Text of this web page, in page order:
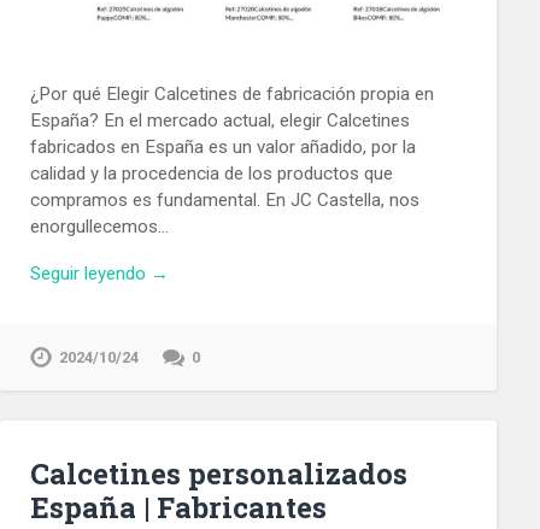
¿Por qué Elegir Calcetines de fabricación propia en
España? En el mercado actual, elegir Calcetines
fabricados en España es un valor añadido, por la
calidad y la procedencia de los productos que
compramos es fundamental. En JC Castella, nos
enorgullecemos…
Seguir leyendo →
2024/10/24 0
Calcetines personalizados
España | Fabricantes